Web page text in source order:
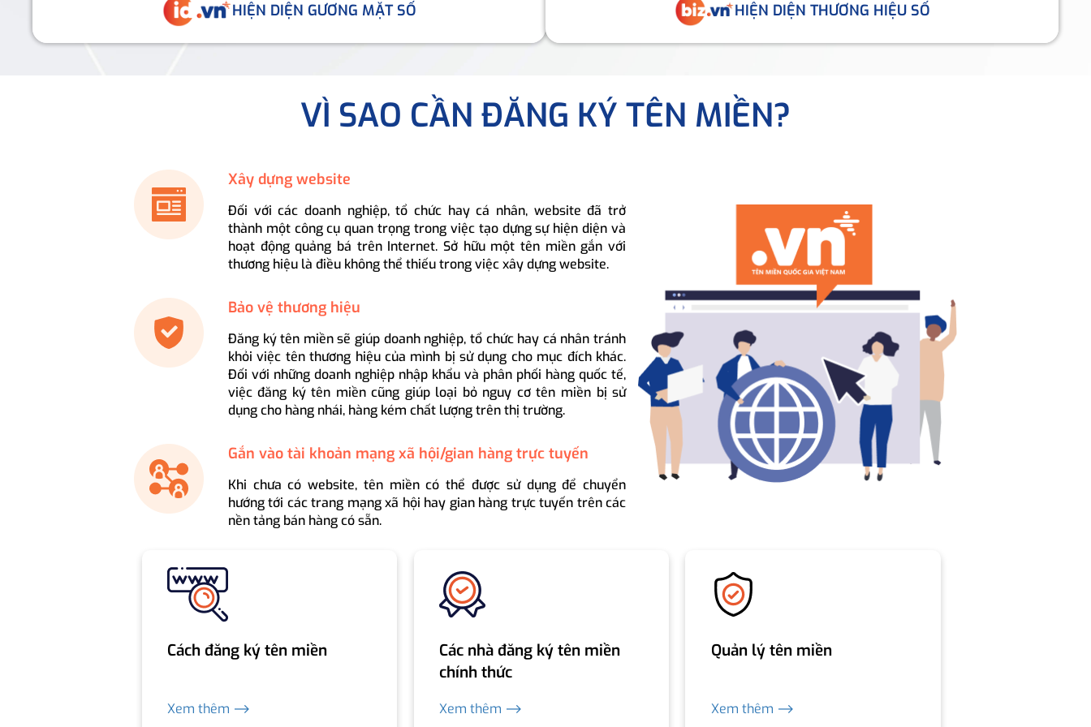
HIỆN DIỆN GƯƠNG MẶT SỐ HIỆN DIỆN THƯƠNG HIỆU SỐ
VÌ SAO CẦN ĐĂNG KÝ TÊN MIỀN?
Xây dựng website
Đối với các doanh nghiệp, tổ chức hay cá nhân, website đã trở
thành một công cụ quan trọng trong việc tạo dựng sự hiện diện và
hoạt động quảng bá trên Internet. Sở hữu một tên miền gắn với
thương hiệu là điều không thể thiếu trong việc xây dựng website.
Bảo vệ thương hiệu
Đăng ký tên miền sẽ giúp doanh nghiệp, tổ chức hay cá nhân tránh
khỏi việc tên thương hiệu của mình bị sử dụng cho mục đích khác.
Đối với những doanh nghiệp nhập khẩu và phân phối hàng quốc tế,
việc đăng ký tên miền cũng giúp loại bỏ nguy cơ tên miền bị sử
dụng cho hàng nhái, hàng kém chất lượng trên thị trường.
Gắn vào tài khoản mạng xã hội/gian hàng trực tuyến
Khi chưa có website, tên miền có thể được sử dụng để chuyển
hướng tới các trang mạng xã hội hay gian hàng trực tuyến trên các
nền tảng bán hàng có sẵn.
Cách đăng ký tên miền
Xem thêm ⟶
Các nhà đăng ký tên miền
chính thức
Xem thêm ⟶
Quản lý tên miền
Xem thêm ⟶